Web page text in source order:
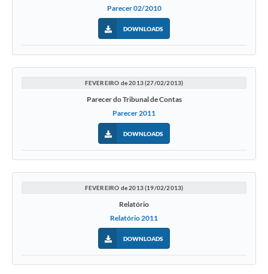
Parecer 02/2010
DOWNLOADS
FEVEREIRO de 2013 (27/02/2013)
Parecer do Tribunal de Contas
Parecer 2011
DOWNLOADS
FEVEREIRO de 2013 (19/02/2013)
Relatório
Relatório 2011
DOWNLOADS